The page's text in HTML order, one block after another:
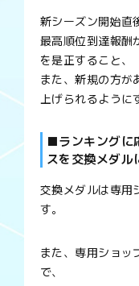
新シーズン開始直
最高順位到達報酬
を是正すること、
また、新規の方が
上げられるように
■ランキングに
スを交換メダル
交換メダルは専用
す。
また、専用ショッ
で、